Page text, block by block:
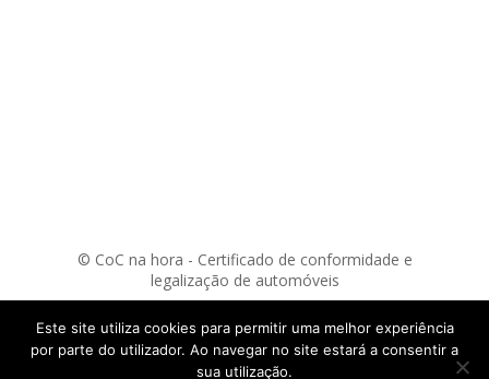
© CoC na hora - Certificado de conformidade e
legalização de automóveis
Cookies
webdesign by:criativo.net
Este site utiliza cookies para permitir uma melhor experiência
por parte do utilizador. Ao navegar no site estará a consentir a
sua utilização.